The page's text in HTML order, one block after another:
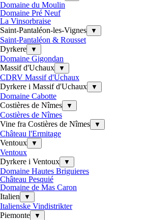
Domaine du Moulin
Domaine Pré Neuf
La Vinsorbraise
Saint-Pantaléon-les-Vignes
▼
Saint-Pantaléon & Rousset
Dyrkere
▼
Domaine Gigondan
Massif d'Uchaux
▼
CDRV Massif d'Uchaux
Dyrkere i Massif d'Uchaux
▼
Domaine Cabotte
Costières de Nîmes
▼
Costières de Nîmes
Vine fra Costières de Nîmes
▼
Château l'Ermitage
Ventoux
▼
Ventoux
Dyrkere i Ventoux
▼
Domaine Hautes Briguieres
Château Pesquié
Domaine de Mas Caron
Italien
▼
Italienske Vindistrikter
Piemonte
▼